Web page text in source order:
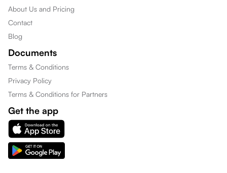
About Us and Pricing
Contact
Blog
Documents
Terms & Conditions
Privacy Policy
Terms & Conditions for Partners
Get the app